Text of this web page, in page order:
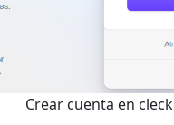
Crear cuenta en cleck